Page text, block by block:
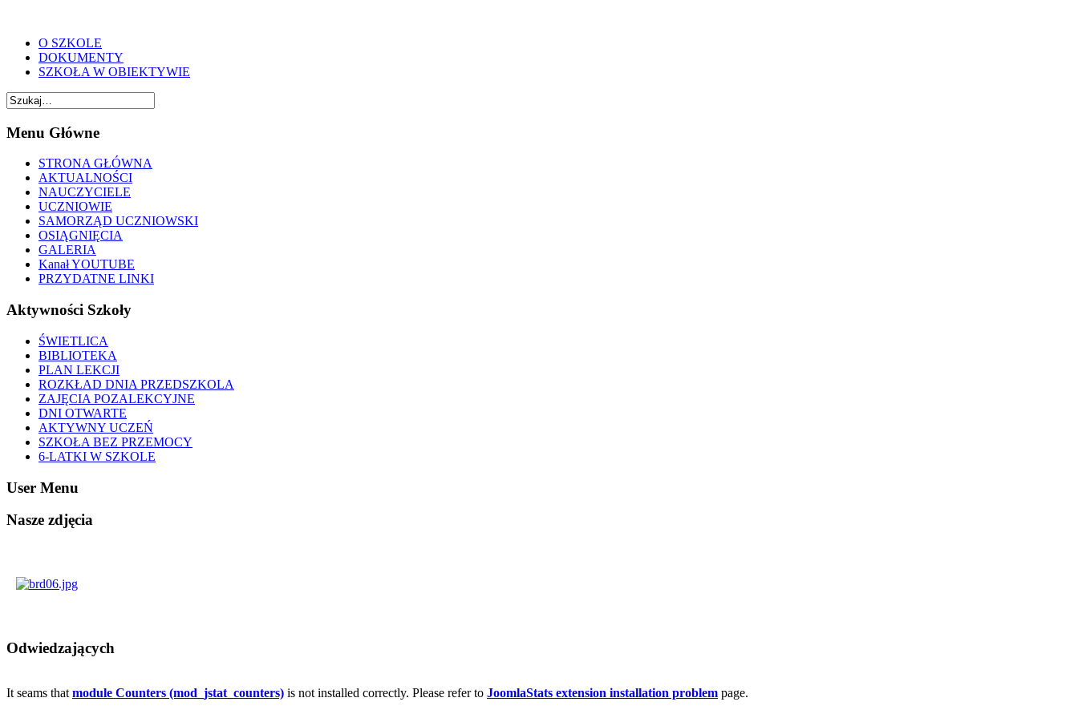
O SZKOLE
DOKUMENTY
SZKOŁA W OBIEKTYWIE
Menu Główne
STRONA GŁÓWNA
AKTUALNOŚCI
NAUCZYCIELE
UCZNIOWIE
SAMORZĄD UCZNIOWSKI
OSIĄGNIĘCIA
GALERIA
Kanał YOUTUBE
PRZYDATNE LINKI
Aktywności Szkoły
ŚWIETLICA
BIBLIOTEKA
PLAN LEKCJI
ROZKŁAD DNIA PRZEDSZKOLA
ZAJĘCIA POZALEKCYJNE
DNI OTWARTE
AKTYWNY UCZEŃ
SZKOŁA BEZ PRZEMOCY
6-LATKI W SZKOLE
User Menu
Nasze zdjęcia
Odwiedzających
It seams thatmodule Counters (mod_jstat_counters) is not installed correctly. Please refer to JoomlaStats extension installation problem page.